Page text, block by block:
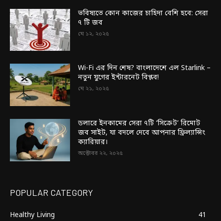
ভবিষ্যতে কোন কাজের চাহিদা বেশি হবে: সেরা
৭ টি জব
মে ১২, ২০২৫
Wi-Fi এর দিন শেষ? বাংলাদেশে এল Starlink –
নতুন যুগের ইন্টারনেট বিপ্লব!
মে ২১, ২০২৫
ডলারে ইনকামের সেরা ৭টি ‘সিক্রেট’ রিমোট
জব সাইট, যা বদলে দেবে আপনার ফ্রিল্যান্সিং
ক্যারিয়ার।
অক্টোবর ২২, ২০২৫
POPULAR CATEGORY
Healthy Living
41